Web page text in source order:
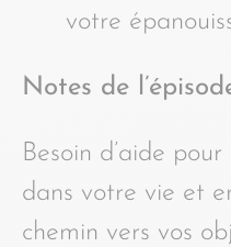
votre
Notes de
Besoin d’aide
dans votre vie et
chemin vers vos